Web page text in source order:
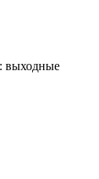
выходные